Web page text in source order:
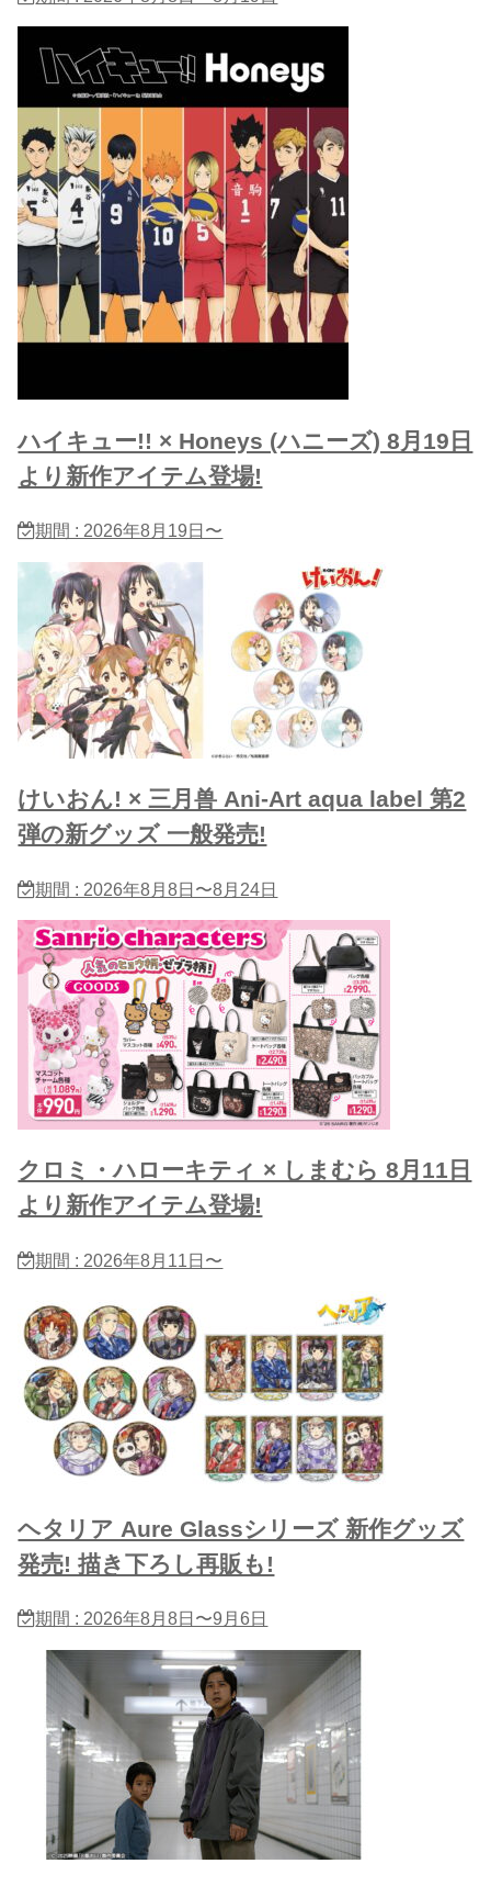
ハイキュー!! × Honeys (ハニーズ) 8月19日
より新作アイテム登場!
期間 : 2026年8月19日〜
けいおん! × 三月兽 Ani-Art aqua label 第2
弾の新グッズ 一般発売!
期間 : 2026年8月8日〜8月24日
クロミ・ハローキティ × しまむら 8月11日
より新作アイテム登場!
期間 : 2026年8月11日〜
ヘタリア Aure Glassシリーズ 新作グッズ
発売! 描き下ろし再販も!
期間 : 2026年8月8日〜9月6日